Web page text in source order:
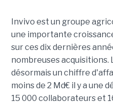
Invivo est un groupe
une importante
sur ces dix dernières
nombreuses acquisitions.
désormais un chiffre
moins de 2 Md€ il y a une
15 000 collaborateurs et